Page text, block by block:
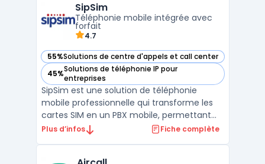
SipSim
Téléphonie mobile intégrée avec
forfait
4.7
55%Solutions de centre d'appels et call center
— voir SipSim dans cette catégorie
45%Solutions de téléphonie IP pour
entreprises
— voir SipSim dans cette catégorie
SipSim est une solution de téléphonie
mobile professionnelle qui transforme les
cartes SIM en un PBX mobile, permettant
aux entreprises d'unifier leurs
Plus d’infos Fiche complète